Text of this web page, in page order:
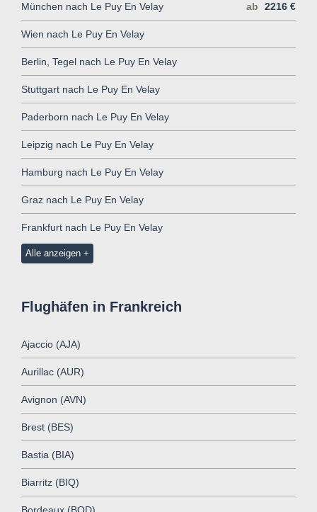
München nach Le Puy En Velay ab 2216 €
Wien nach Le Puy En Velay
Berlin, Tegel nach Le Puy En Velay
Stuttgart nach Le Puy En Velay
Paderborn nach Le Puy En Velay
Leipzig nach Le Puy En Velay
Hamburg nach Le Puy En Velay
Graz nach Le Puy En Velay
Frankfurt nach Le Puy En Velay
Alle anzeigen
Flughäfen in Frankreich
Ajaccio (AJA)
Aurillac (AUR)
Avignon (AVN)
Brest (BES)
Bastia (BIA)
Biarritz (BIQ)
Bordeaux (BOD)